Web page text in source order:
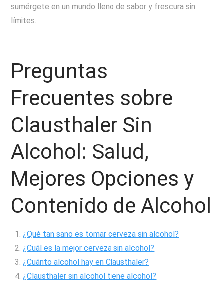
sumérgete en un mundo lleno de sabor y frescura sin
límites.
Preguntas
Frecuentes sobre
Clausthaler Sin
Alcohol: Salud,
Mejores Opciones y
Contenido de Alcohol
¿Qué tan sano es tomar cerveza sin alcohol?
¿Cuál es la mejor cerveza sin alcohol?
¿Cuánto alcohol hay en Clausthaler?
¿Clausthaler sin alcohol tiene alcohol?